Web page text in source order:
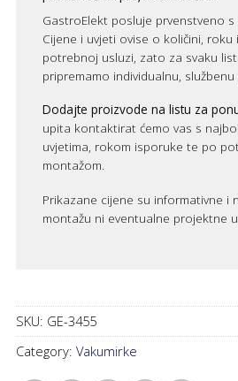
GastroElekt posluje prvenstveno s
Cijene i uvjeti ovise o količini,
potrebnoj usluzi, zato za svaku
pripremamo individualnu, službenu
Dodajte proizvode na listu za
upita kontaktirat ćemo vas s
uvjetima, rokom isporuke te po
montažom.
Prikazane cijene su informativne i
montažu ni eventualne projektne
SKU: GE-3455
Category:Vakumirke